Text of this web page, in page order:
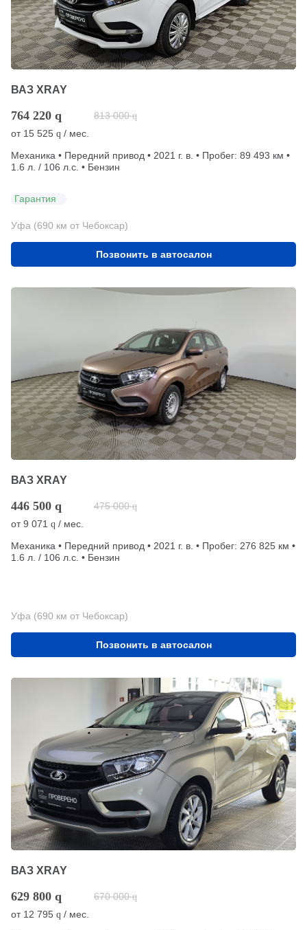
ВАЗ XRAY
764 220 q 813 000 q
от 15 525 q / мес.
Механика • Передний привод • 2021 г. в. • Пробег: 89 493 км •
1.6 л. / 106 л.с. • Бензин
Гарантия
Уфа (690 км от Чебоксар)
Позвонить в автосалон
ВАЗ XRAY
446 500 q 475 000 q
от9 071 q / мес.
Механика • Передний привод • 2021 г. в. • Пробег: 276 825 км •
1.6 л. / 106 л.с. • Бензин
Уфа (690 км от Чебоксар)
Позвонить в автосалон
ВАЗ XRAY
629 800 q 670 000 q
от 12 795 q / мес.